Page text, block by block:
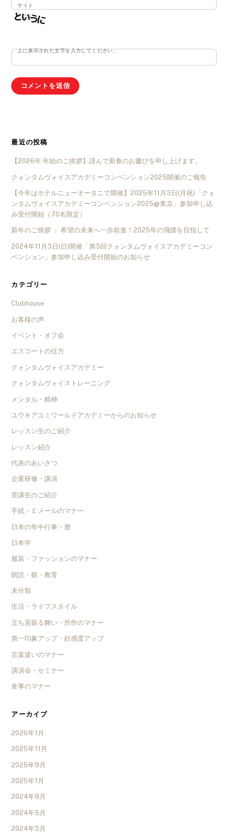
サイト
上に表示された文字を入力してください。
最近の投稿
【2026年 年始のご挨拶】謹んで新春のお慶びを申し上げます。
クォンタムヴォイスアカデミーコンベンション2025開催のご報告
【今年はホテルニューオータニで開催】2025年11月3日(月祝)「クォ
ンタムヴォイスアカデミーコンベンション2025@東京」参加申し込
み受付開始（70名限定）
新年のご挨拶 ： 希望の未来へ一歩前進！2025年の飛躍を目指して
2024年11月3日(日)開催「第3回クォンタムヴォイスアカデミーコン
ベンション」参加申し込み受付開始のお知らせ
カテゴリー
Clubhouse
お客様の声
イベント・オフ会
エスコートの仕方
クォンタムヴォイスアカデミー
クォンタムヴォイストレーニング
メンタル・精神
ユウキアユミワールドアカデミーからのお知らせ
レッスン生のご紹介
レッスン紹介
代表のあいさつ
企業研修・講演
受講生のご紹介
手紙・Ｅメールのマナー
日本の年中行事・暦
日本学
服装・ファッションのマナー
朗読・躾・教育
未分類
生活・ライフスタイル
立ち居振る舞い・所作のマナー
第一印象アップ・好感度アップ
言葉遣いのマナー
講演会・セミナー
食事のマナー
アーカイブ
2026年1月
2025年11月
2025年9月
2025年1月
2024年9月
2024年5月
2024年3月